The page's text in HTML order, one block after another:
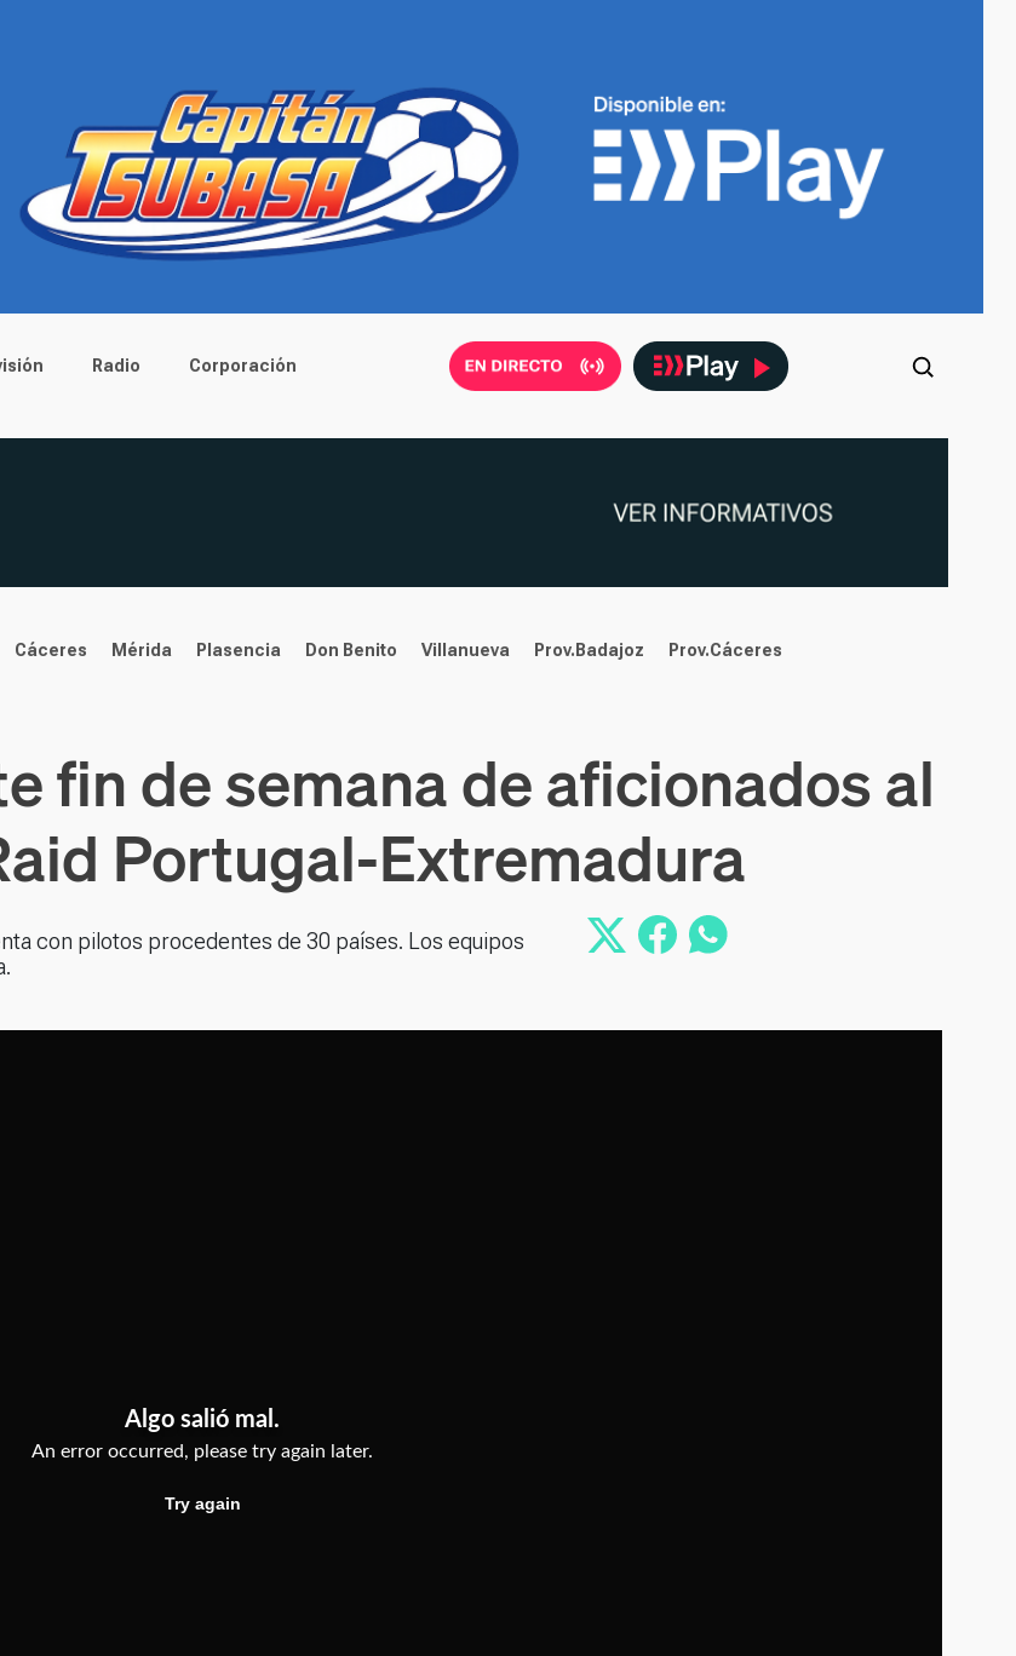
Radio Corporación
Cáceres Mérida Plasencia Don Benito Villanueva Prov.Badajoz Prov.Cáceres
fin de semana de aficionados al
Portugal-Extremadura
con pilotos procedentes de 30 países. Los equipos